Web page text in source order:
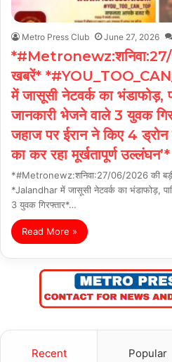
Metro Press Club June 27, 2026
खबरें*
में जासूसी नेटवर्क का भंडाफोड़,
जानकारी भेजने वाले 3 युवक
जहाज पर ईरान ने किए 4
का कर रहा मूर्खतापूर्ण उल्लंघन’*
*#Metronewz:शनिवा:27/06/2026 की
*Jalandhar में जासूसी नेटवर्क का भंडाफोड़,
3 युवक गिरफ्तार*…
Read More »
Recent Popular